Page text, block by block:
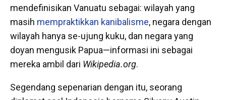
mendefinisikan Vanuatu sebagai: wilayah yang
masih mempraktikkan kanibalisme, negara dengan
wilayah hanya se-ujung kuku, dan negara yang
doyan mengusik Papua—informasi ini sebagai
mereka ambil dari Wikipedia.org.
Segendang sepenarian dengan itu, seorang